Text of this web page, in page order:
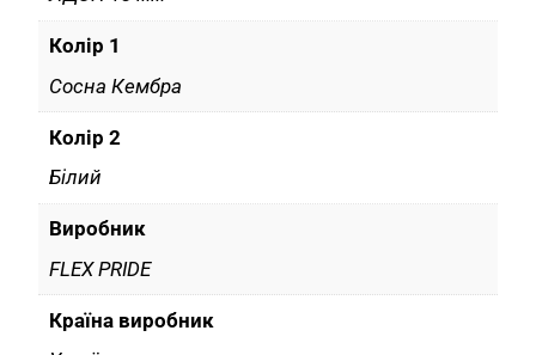
Колір 1
Сосна Кембра
Колір 2
Білий
Виробник
FLEX PRIDE
Країна виробник